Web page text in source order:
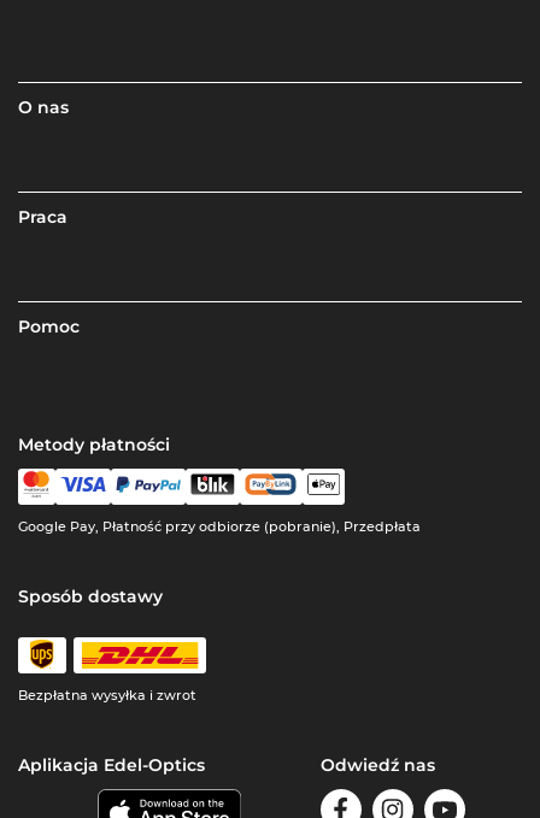
O nas
Praca
Pomoc
Metody płatności
Google Pay, Płatność przy odbiorze (pobranie), Przedpłata
Sposób dostawy
Bezpłatna wysyłka i zwrot
Aplikacja Edel-Optics Odwiedź nas